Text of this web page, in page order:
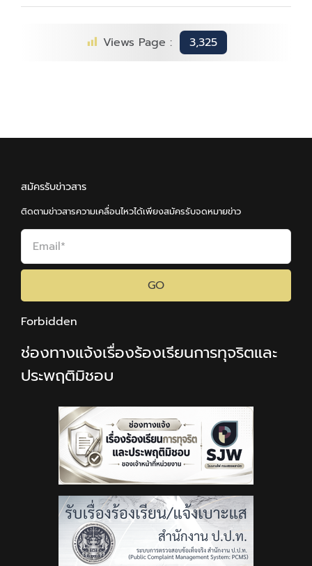
Views Page : 3,325
สมัครรับข่าวสาร
ติดตามข่าวสารความเคลื่อนไหวได้เพียงสมัครรับจดหมายข่าว
GO
Forbidden
ช่องทางแจ้งเรื่องร้องเรียนการทุจริตและ
ประพฤติมิชอบ